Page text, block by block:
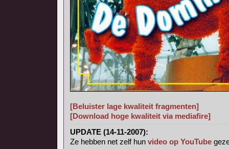
[Beluister lage kwaliteit fragmenten]
[Download hoge kwaliteit via mediafire]
UPDATE (14-11-2007):
Ze hebben net zelf hun video op YouTube